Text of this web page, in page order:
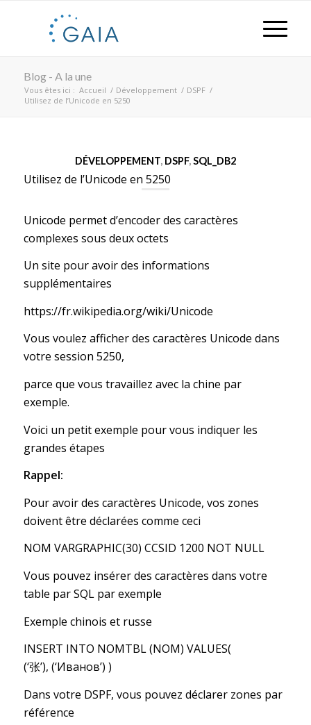
Blog - A la une
Vous êtes ici : Accueil / Développement / DSPF /
Utilisez de l’Unicode en 5250
DÉVELOPPEMENT, DSPF,SQL_DB2
Utilisez de l’Unicode en 5250
Unicode permet d’encoder des caractères
complexes sous deux octets
Un site pour avoir des informations
supplémentaires
https://fr.wikipedia.org/wiki/Unicode
Vous voulez afficher des caractères Unicode dans
votre session 5250,
parce que vous travaillez avec la chine par
exemple.
Voici un petit exemple pour vous indiquer les
grandes étapes
Rappel:
Pour avoir des caractères Unicode, vos zones
doivent être déclarées comme ceci
NOM VARGRAPHIC(30) CCSID 1200 NOT NULL
Vous pouvez insérer des caractères dans votre
table par SQL par exemple
Exemple chinois et russe
INSERT INTO NOMTBL (NOM) VALUES(
(‘张’), (‘Иванов’) )
Dans votre DSPF, vous pouvez déclarer zones par
référence